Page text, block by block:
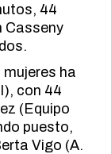
44
Casseny
ha
con 44
(Equipo
puesto,
Vigo (A.